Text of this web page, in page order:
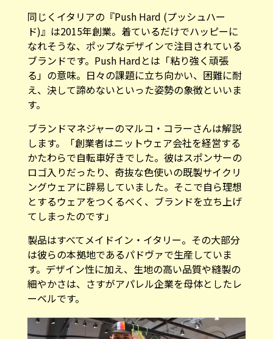
同じくイタリアの『Push Hard (プッシュハー
ド)』は2015年創業。着ているだけでハッピーに
なれそうな、ポップなデザインで注目されている
ブランドです。Push Hardとは「粘り強く頑張
る」の意味。日々の課題に立ち向かい、困難に耐
え、決して諦めないといった姿勢の象徴といいま
す。
ブランドマネジャーのマルコ・コラーさんは解説
します。「創業者はニットウェア会社を経営する
かたわらで自転車好きでした。彼はスポンサーの
ロゴ入りだったり、奇抜な色使いの既製サイクリ
ングウェアに辟易していました。そこで自ら理想
とするウェアをつくるべく、ブランドを立ち上げ
てしまったのです」
製品はすべてメイドイン・イタリー。その大部分
は彼らの本拠地であるパドヴァで生産していま
す。デザイン性に加え、生地の高い品質や縫製の
細やかさは、さすがアパレル企業を母体としたレ
ーベルです。